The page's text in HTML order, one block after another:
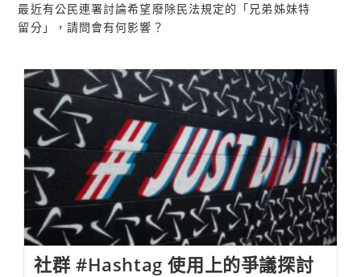
最近有公民連署討論希望廢除民法規定的「兄弟姊妹特
留分」，請問會有何影響？
社群 #Hashtag 使用上的爭議探討